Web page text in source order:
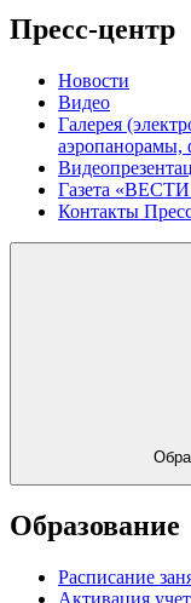
Пресс-центр
Новости
Видео
Галерея
аэропанорамы,
Газета
Контакты
Образование
Расписание
Активация